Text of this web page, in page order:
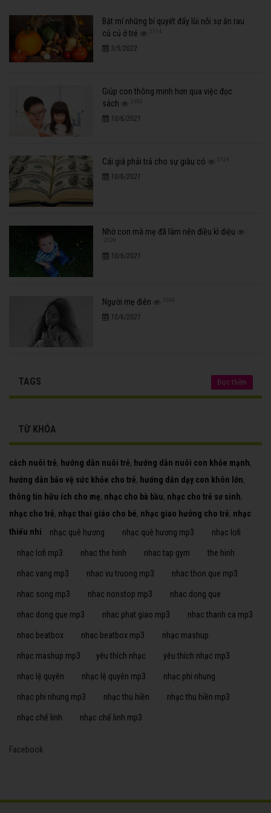
Bật mí những bí quyết đẩy lùi nỗi sợ ăn rau
củ củ ở trẻ
2114
3/5/2022
Giúp con thông minh hơn qua việc đọc
sách
2450
10/6/2021
Cái giá phải trả cho sự giàu có 2726
10/6/2021
Nhờ con mà mẹ đã làm nên điều kì diệu
2509
10/6/2021
Người mẹ điên 2644
10/6/2021
TAGS Đọc thêm
TỪ KHÓA
cách nuôi trẻ, hướng dẫn nuôi trẻ, hướng dẫn nuôi con khỏe mạnh,
hướng dẫn bảo vệ sức khỏe cho trẻ, hướng dẫn dạy con khôn lớn,
thông tin hữu ích cho mẹ, nhạc cho bà bầu, nhạc cho trẻ sơ sinh,
nhạc cho trẻ, nhạc thai giáo cho bé, nhạc giao hưởng cho trẻ, nhạc
thiếu nhi
nhạc quê hương nhạc quê hương mp3 nhạc lofi
nhạc lofi mp3 nhac the hinh nhac tap gym the hinh
nhac vang mp3 nhac vu truong mp3 nhac thon que mp3
nhac song mp3 nhac nonstop mp3 nhac dong que
nhac dong que mp3 nhac phat giao mp3 nhac thanh ca mp3
nhac beatbox nhac beatbox mp3 nhạc mashup
nhạc mashup mp3 yêu thích nhạc yêu thích nhạc mp3
nhạc lệ quyên nhạc lệ quyên mp3 nhạc phi nhung
nhạc phi nhung mp3 nhạc thu hiền nhạc thu hiền mp3
nhạc chế linh nhạc chế linh mp3
Facebook